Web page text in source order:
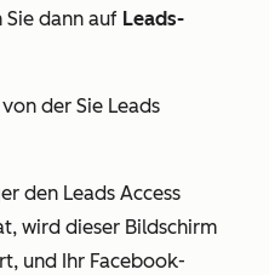
Sie dann auf Leads-
von der Sie Leads
den Leads Access
wird dieser Bildschirm
und Ihr Facebook-